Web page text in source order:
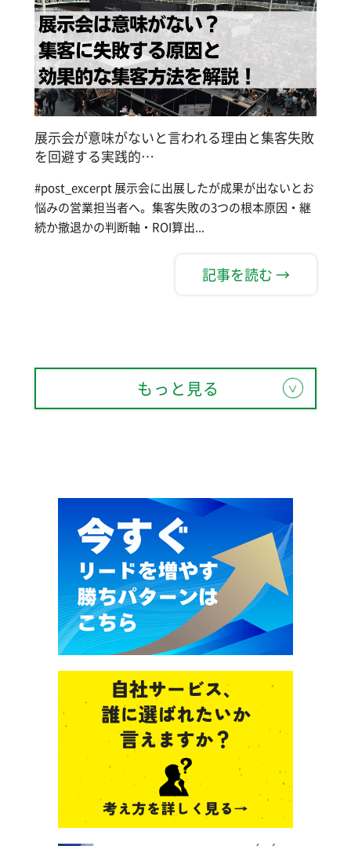
展示会が意味がないと言われる理由と集客失敗
を回避する実践的…
#post_excerpt 展示会に出展したが成果が出ないとお
悩みの営業担当者へ。集客失敗の3つの根本原因・継
続か撤退かの判断軸・ROI算出...
記事を読む →
もっと見る